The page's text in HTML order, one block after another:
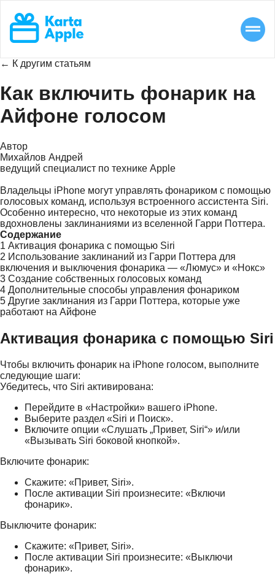
← К другим статьям
Как включить фонарик на
Айфоне голосом
Автор
Михайлов Андрей
ведущий специалист по технике Apple
Владельцы iPhone могут управлять фонариком с помощью
голосовых команд, используя встроенного ассистента Siri.
Особенно интересно, что некоторые из этих команд
вдохновлены заклинаниями из вселенной Гарри Поттера.
Содержание
1 Активация фонарика с помощью Siri
2 Использование заклинаний из Гарри Поттера для
включения и выключения фонарика — «Люмус» и «Нокс»
3 Создание собственных голосовых команд
4 Дополнительные способы управления фонариком
5 Другие заклинания из Гарри Поттера, которые уже
работают на Айфоне
Активация фонарика с помощью Siri
Чтобы включить фонарик на iPhone голосом, выполните
следующие шаги:
Убедитесь, что Siri активирована:
Перейдите в «Настройки» вашего iPhone.
Выберите раздел «Siri и Поиск».
Включите опции «Слушать „Привет, Siri“» и/или
«Вызывать Siri боковой кнопкой».
Включите фонарик:
Скажите: «Привет, Siri».
После активации Siri произнесите: «Включи
фонарик».
Выключите фонарик:
Скажите: «Привет, Siri».
После активации Siri произнесите: «Выключи
фонарик».